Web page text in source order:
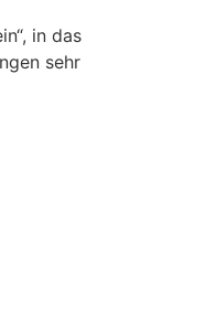
in das
sehr